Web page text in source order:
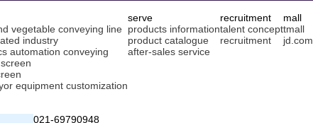
vegetable conveying line
industry
automation conveying
equipment customization
serve
products information
product catalogue
after-sales service
recruitment
talent concept
recruitment
mall
tmall
jd.com
021-69790948